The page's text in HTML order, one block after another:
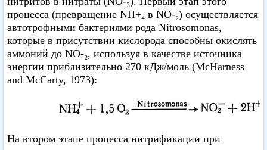
процесса (превращение NH+₄ в NO-₂) осуществляется
автотрофными бактериями рода Nitrosomonas,
которые в присутствии кислорода способны окислять
аммоний до NO-₂, используя в качестве источника
энергии приблизительно 270 кДж/моль (McHarness
and McCarty, 1973):
На втором этапе процесса нитрификации при